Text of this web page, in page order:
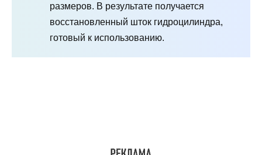
размеров. В результате получается
восстановленный шток гидроцилиндра,
готовый к использованию.